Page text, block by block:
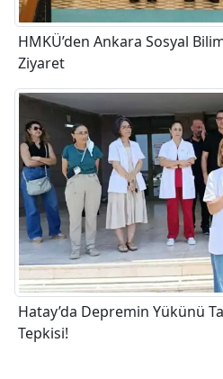
HMKÜ’den Ankara Sosyal
Ziyaret
Hatay’da Depremin Yükünü
Tepkisi!